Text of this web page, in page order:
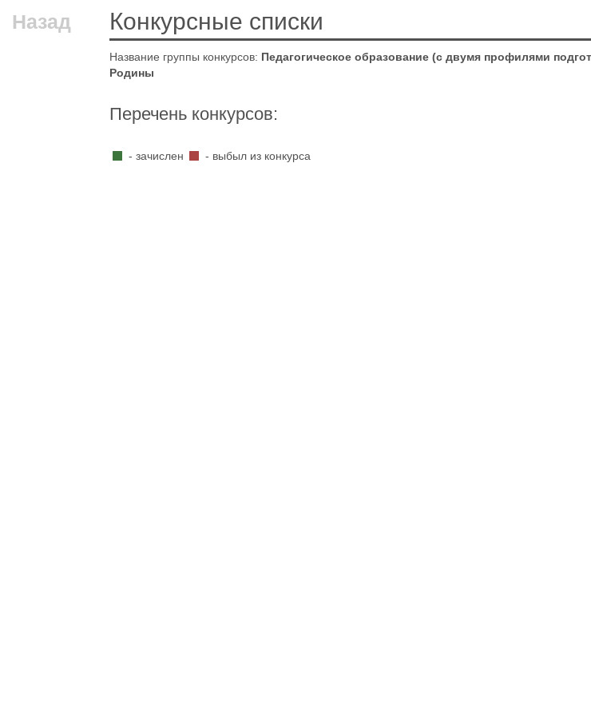
Назад Конкурсные списки
Название группы конкурсов: Педагогическое образование (с двумя профилями
Родины
Перечень конкурсов:
- зачислен - выбыл из конкурса